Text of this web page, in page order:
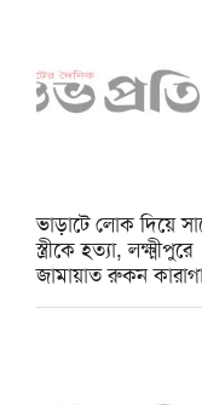
ভাড়াটে লোক দিয়ে
স্ত্রীকে হত্যা, লক্ষ্মীপুরে
জামায়াত রুকন